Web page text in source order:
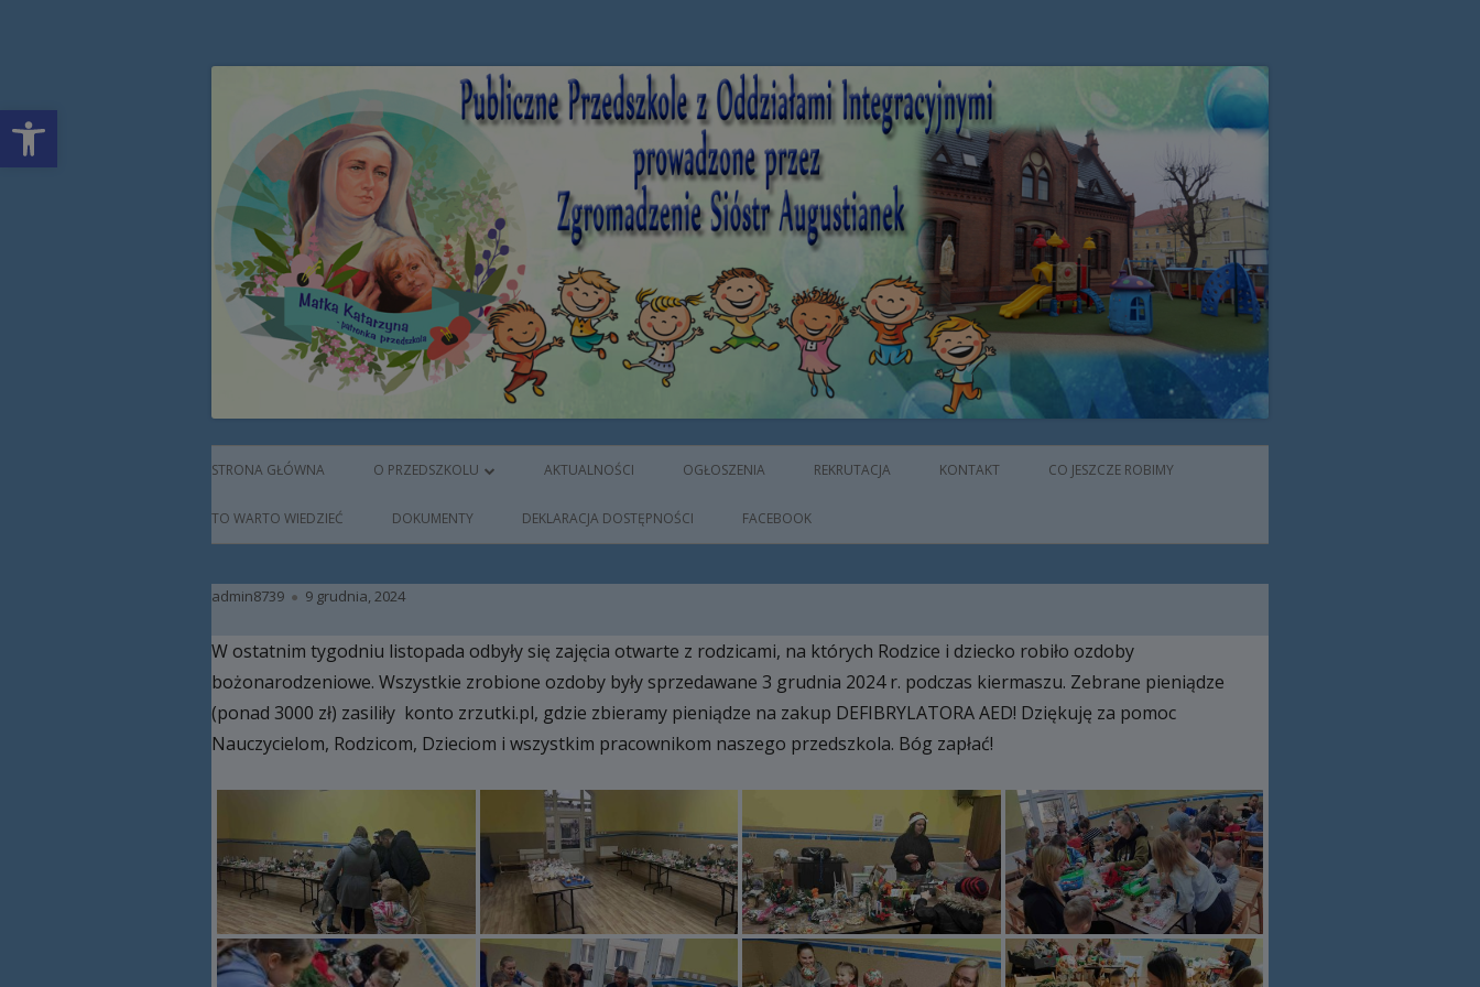
Open toolbar
Publiczne Przedszkole z Oddziałami Integracyjnymi prowadzone przez Zgromadzenie Sióstr
Augustianek
Menu
główne
STRONA GŁÓWNA O PRZEDSZKOLU
HISTORIA
RAMOWY PLAN DNIA
ZAJĘCIA
PRACA Z DZIECKIEM
BAZA LOKALOWA
RODO
AKTUALNOŚCI OGŁOSZENIA REKRUTACJA KONTAKT CO JESZCZE ROBIMY
TO WARTO WIEDZIEĆ DOKUMENTY DEKLARACJA DOSTĘPNOŚCI FACEBOOK
Autor
admin8739 Opublikowano
9 grudnia, 2024
W ostatnim tygodniu listopada odbyły się zajęcia otwarte z rodzicami, na których Rodzice i dziecko robiło ozdoby
bożonarodzeniowe. Wszystkie zrobione ozdoby były sprzedawane 3 grudnia 2024 r. podczas kiermaszu. Zebrane pieniądze
(ponad 3000 zł) zasiliły konto zrzutki.pl, gdzie zbieramy pieniądze na zakup DEFIBRYLATORA AED! Dziękuję za pomoc
Nauczycielom, Rodzicom, Dzieciom i wszystkim pracownikom naszego przedszkola. Bóg zapłać!